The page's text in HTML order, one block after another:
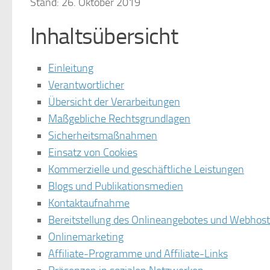
Inhaltsübersicht
Einleitung
Verantwortlicher
Übersicht der Verarbeitungen
Maßgebliche Rechtsgrundlagen
Sicherheitsmaßnahmen
Einsatz von Cookies
Kommerzielle und geschäftliche Leistungen
Blogs und Publikationsmedien
Kontaktaufnahme
Bereitstellung des Onlineangebotes und
Onlinemarketing
Affiliate-Programme und Affiliate-Links